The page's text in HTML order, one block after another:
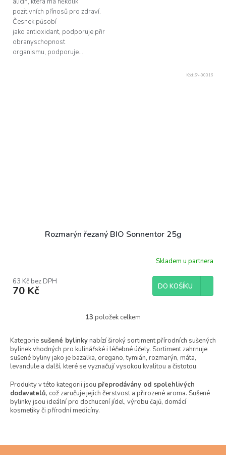
pozitivních přínosů pro zdraví.
Česnek působí
jako antioxidant, podporuje přirozenou
obranyschopnost
organismu, podporuje...
Rozmarýn řezaný BIO Sonnentor 25g
Skladem u partnera
63 Kč bez DPH
70 Kč DO KOŠÍKU
Kód: SN-00316
O
l
á
d
a
í
p
r
v
13 položek celkem
Kategorie sušené bylinky nabízí široký sortiment přírodních sušených
bylinek vhodných pro kulinářské i léčebné účely. Sortiment zahrnuje
sušené byliny jako je bazalka, oregano, tymián, rozmarýn, máta,
levandule a další, které se vyznačují vysokou kvalitou a čistotou.
Produkty v této kategorii jsou přeprodávány od spolehlivých
dodavatelů, což zaručuje jejich čerstvost a přirozené aroma. Sušené
bylinky jsou ideální pro dochucení jídel, výrobu čajů, domácí
kosmetiky či přírodní medicíny.